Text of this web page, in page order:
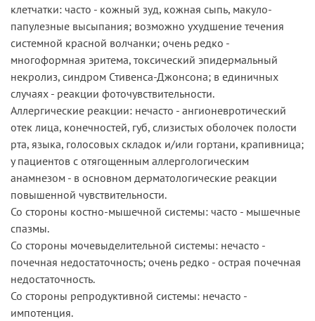
клетчатки: часто - кожный зуд, кожная сыпь, макуло-
папулезные высыпания; возможно ухудшение течения
системной красной волчанки; очень редко -
многоформная эритема, токсический эпидермальный
некролиз, синдром Стивенса-Джонсона; в единичных
случаях - реакции фоточувствительности.
Аллергические реакции: нечасто - ангионевротический
отек лица, конечностей, губ, слизистых оболочек полости
рта, языка, голосовых складок и/или гортани, крапивница;
у пациентов с отягощенным аллергологическим
анамнезом - в основном дерматологические реакции
повышенной чувствительности.
Со стороны костно-мышечной системы: часто - мышечные
спазмы.
Со стороны мочевыделительной системы: нечасто -
почечная недостаточность; очень редко - острая почечная
недостаточность.
Со стороны репродуктивной системы: нечасто -
импотенция.